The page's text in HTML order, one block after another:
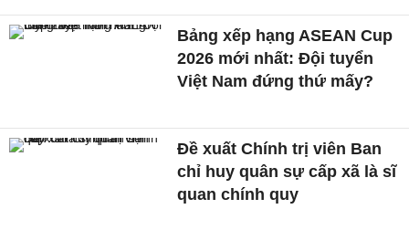
Bảng xếp hạng ASEAN Cup
2026 mới nhất: Đội tuyển
Việt Nam đứng thứ mấy?
Đề xuất Chính trị viên Ban
chỉ huy quân sự cấp xã là sĩ
quan chính quy